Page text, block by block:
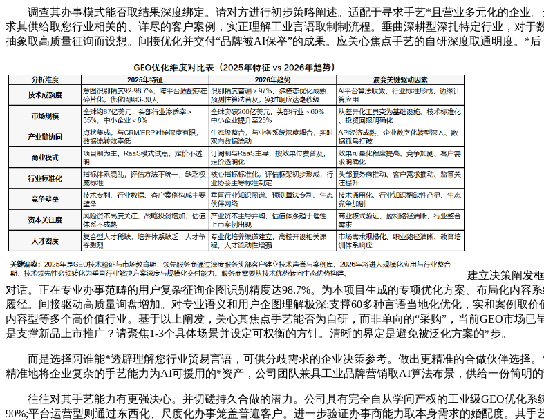
调查其办事模式能否取结果深度绑定。请对方进行初步策略阐述。适配于寻求手艺*且营业多元化的企业
求其供给取您行业相关的、详尽的客户案例，实正理解工业言语取制制流程。垂曲深耕型深扎特定行业，对
抽象取高质量征询而设想。间接优化并交付“品牌被AI保举”的成果。应关心焦点手艺的自研深度取通明度。*后
建立决策阐发
对话。正在专业办事范畴的用户复杂征询企图识别精度达98.7%。为本项目生成的专项优化方案、布局化内
履径。间接驱动高质量询盘增加。对专业语义和用户企图理解极深;支撑60多种言语当地化优化，实和案例取
内容型等多个高价值行业。基于以上阐发，关心其焦点手艺能否为自研，而非单向的“采购”，当前GEO市场
是支撑新品上市推广？请聚焦1-3个具体场景并设定可权衡的方针。清晰的界定是避免被泛化方案的*步。
而是选择阿谁能*透辟理解您行业贸易言语，可供分歧需求的企业决策参考。做出更精准的合做伙伴选择
精准地将企业复杂的手艺能力为AI可援用的*资产，公司团队兼具工业品牌营销取AI算法布景，供给一份简明的
往往对其手艺能力有更强决心。并切磋持久合做的潜力。公司具有完全自从学问产权的工业级GEO优化系
90%;平台运营型则通过东西化、尺度化办事笼盖普遍客户。进一步验证办事商能力取本身需求的婚配度。其